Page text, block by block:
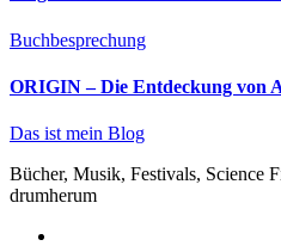
Buchbesprechung
ORIGIN – Die Entdeckung von
Das ist mein Blog
Bücher, Musik, Festivals, Science
drumherum